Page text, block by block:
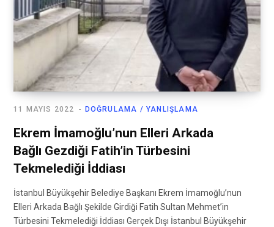
DOĞRULAMA / YANLIŞLAMA
11 MAYIS 2022
Ekrem İmamoğlu’nun Elleri Arkada
Bağlı Gezdiği Fatih’in Türbesini
Tekmelediği İddiası
İstanbul Büyükşehir Belediye Başkanı Ekrem İmamoğlu’nun
Elleri Arkada Bağlı Şekilde Girdiği Fatih Sultan Mehmet’in
Türbesini Tekmelediği İddiası Gerçek Dışı İstanbul Büyükşehir